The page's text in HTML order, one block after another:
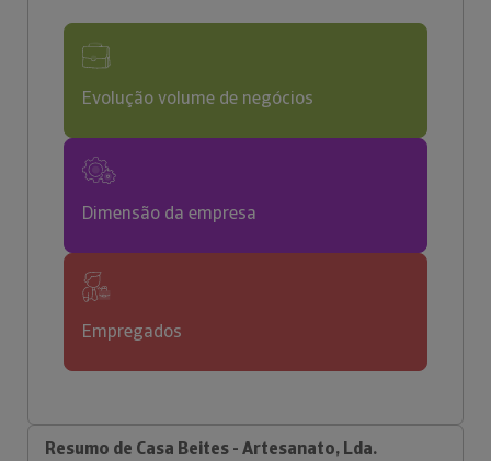
Evolução volume de negócios
Dimensão da empresa
Empregados
Resumo de Casa Beites - Artesanato, Lda.